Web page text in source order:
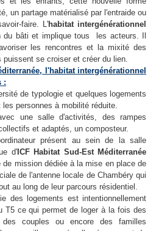
un partage matérialisé par l'entraide ou
faire. L'habitat intergénérationnel
bâti et implique tous les acteurs. Il
les rencontres et la mixité des
se croiser et créer du lien.
l'habitat intergénérationnel
:
de typologie et quelques logements
personnes à mobilité réduite.
une salle d'activités, des rampes
et adaptés, un composteur.
présent au sein de la salle
d'ICF Habitat Sud-Est Méditerranée
mission dédiée à la mise en place de
de l'antenne locale de Chambéry qui
au long de leur parcours résidentiel.
des logements est intentionnellement
T5 ce qui permet de loger à la fois des
couples ou encore des familles